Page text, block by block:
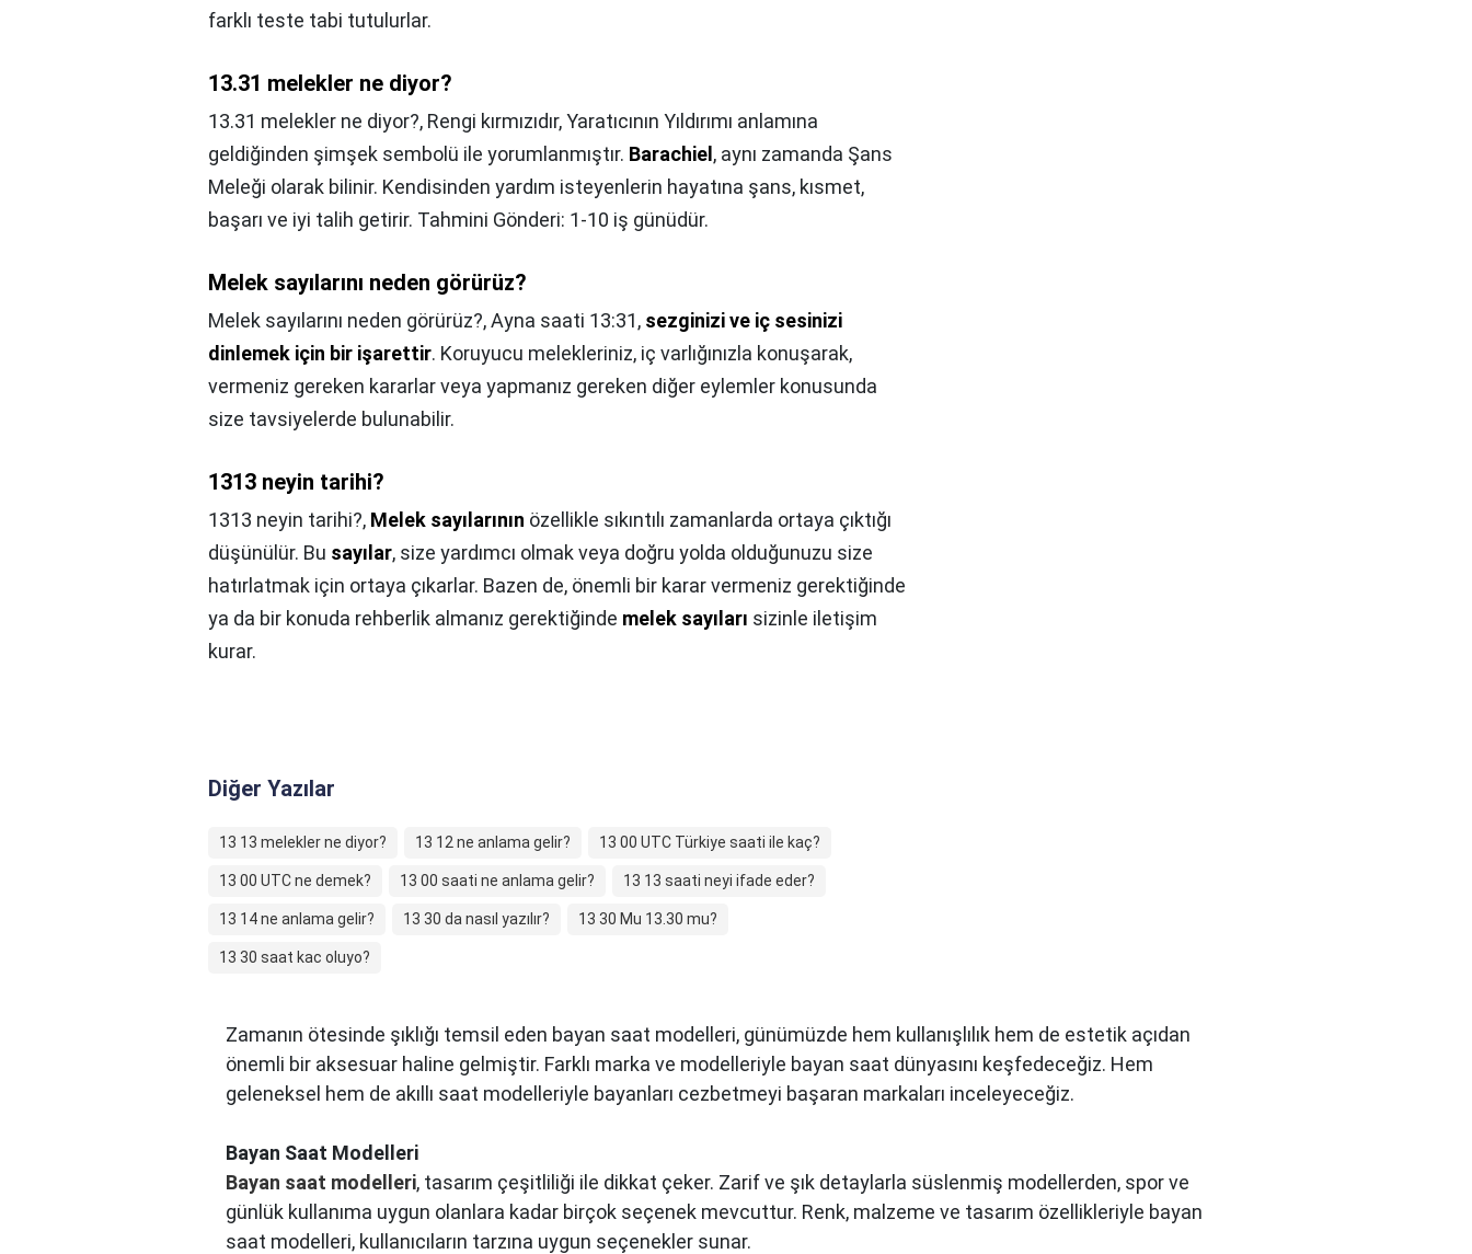
farklı teste tabi tutulurlar.
13.31 melekler ne diyor?
13.31 melekler ne diyor?, Rengi kırmızıdır, Yaratıcının Yıldırımı anlamına
geldiğinden şimşek sembolü ile yorumlanmıştır. Barachiel , aynı zamanda Şans
Meleği olarak bilinir. Kendisinden yardım isteyenlerin hayatına şans, kısmet,
başarı ve iyi talih getirir. Tahmini Gönderi: 1-10 iş günüdür.
Melek sayılarını neden görürüz?
Melek sayılarını neden görürüz?,Ayna saati 13:31, sezginizi ve iç sesinizi
dinlemek için bir işarettir. Koruyucu melekleriniz, iç varlığınızla konuşarak,
vermeniz gereken kararlar veya yapmanız gereken diğer eylemler konusunda
size tavsiyelerde bulunabilir.
1313 neyin tarihi?
1313 neyin tarihi?, Melek sayılarının özellikle sıkıntılı zamanlarda ortaya çıktığı
düşünülür. Bu sayılar, size yardımcı olmak veya doğru yolda olduğunuzu size
hatırlatmak için ortaya çıkarlar. Bazen de, önemli bir karar vermeniz gerektiğinde
ya da bir konuda rehberlik almanız gerektiğinde melek sayıları sizinle iletişim
kurar.
Diğer Yazılar
13 13 melekler ne diyor? 13 12 ne anlama gelir? 13 00 UTC Türkiye saati ile kaç?
13 00 UTC ne demek? 13 00 saati ne anlama gelir? 13 13 saati neyi ifade eder?
13 14 ne anlama gelir? 13 30 da nasıl yazılır? 13 30 Mu 13.30 mu?
13 30 saat kac oluyo?
Zamanın ötesinde şıklığı temsil eden bayan saat modelleri, günümüzde hem kullanışlılık hem de estetik açıdan
önemli bir aksesuar haline gelmiştir. Farklı marka ve modelleriyle bayan saat dünyasını keşfedeceğiz. Hem
geleneksel hem de akıllı saat modelleriyle bayanları cezbetmeyi başaran markaları inceleyeceğiz.
Bayan Saat Modelleri
Bayan saat modelleri, tasarım çeşitliliği ile dikkat çeker. Zarif ve şık detaylarla süslenmiş modellerden, spor ve
günlük kullanıma uygun olanlara kadar birçok seçenek mevcuttur. Renk, malzeme ve tasarım özellikleriyle bayan
saat modelleri, kullanıcıların tarzına uygun seçenekler sunar.